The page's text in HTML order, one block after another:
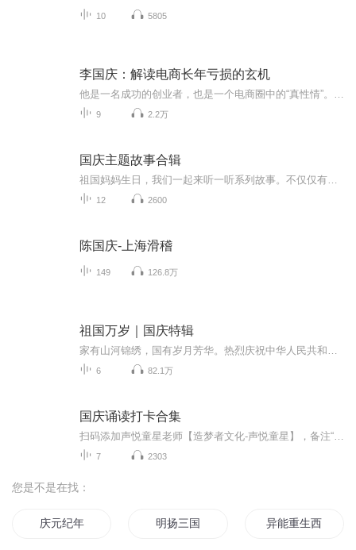
10 5805
李国庆：解读电商长年亏损的玄机
9 2.2万
国庆主题故事合辑
12 2600
陈国庆-上海滑稽
149 126.8万
祖国万岁｜国庆特辑
6 82.1万
国庆诵读打卡合集
7 2303
您是不是在找：
庆元纪年 明扬三国 异能重生西门庆